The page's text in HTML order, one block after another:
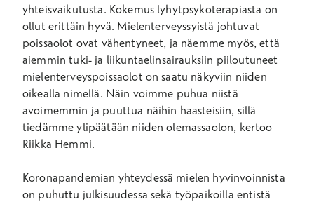
yhteisvaikutusta. Kokemus lyhytpsykoterapiasta on
ollut erittäin hyvä. Mielenterveyssyistä johtuvat
poissaolot ovat vähentyneet, ja näemme myös, että
aiemmin tuki- ja liikuntaelinsairauksiin piiloutuneet
mielenterveyspoissaolot on saatu näkyviin niiden
oikealla nimellä. Näin voimme puhua niistä
avoimemmin ja puuttua näihin haasteisiin, sillä
tiedämme ylipäätään niiden olemassaolon, kertoo
Riikka Hemmi.
Koronapandemian yhteydessä mielen hyvinvoinnista
on puhuttu julkisuudessa sekä työpaikoilla entistä